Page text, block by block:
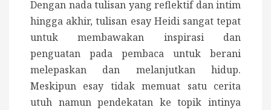
Dengan nada tulisan yang reflektif dan intim
hingga akhir, tulisan esay Heidi sangat tepat
untuk membawakan inspirasi dan
penguatan pada pembaca untuk berani
melepaskan dan melanjutkan hidup.
Meskipun esay tidak memuat satu cerita
utuh namun pendekatan ke topik intinya